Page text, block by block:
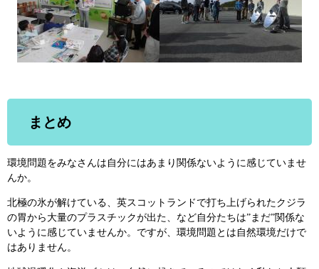
まとめ
環境問題をみなさんは自分にはあまり関係ないように感じていませ
んか。
北極の氷が解けている、英スコットランドで打ち上げられたクジラ
の胃から大量のプラスチックが出た、など自分たちは”まだ”関係な
いように感じていませんか。ですが、環境問題とは自然環境だけで
はありません。